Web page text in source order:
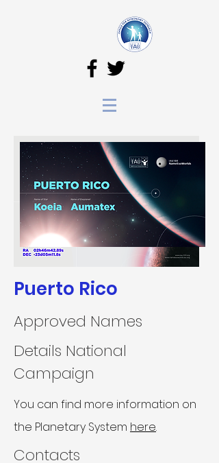
Puerto Rico
You can find more information on
the Planetary System here.
Contacts​
Approved Names
Details National
Campaign